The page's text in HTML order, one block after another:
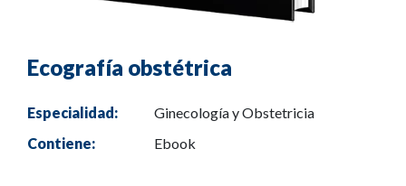
Ecografía obstétrica
Especialidad:
Ginecología y Obstetricia
Contiene:
Ebook